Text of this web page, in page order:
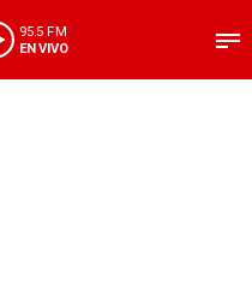
95.5 FM
EN VIVO